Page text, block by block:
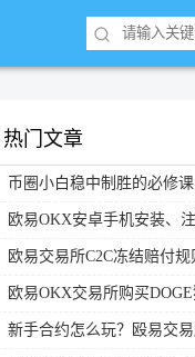
热门文章
币圈小白稳中制胜的必修
欧易OKX安卓手机安装、注册、实名认证、
欧易交易所C2C冻结赔付规则及
欧易OKX交易所购买DOGE狗狗币
新手合约怎么玩？殴易交易所永续合约操作步